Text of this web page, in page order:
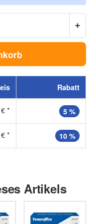
Rabatt
* 5 %
* 10 %
Artikels